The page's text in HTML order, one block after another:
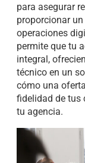
para asegurar
proporcionar
operaciones
permite que tu
integral,
técnico en un
cómo una
fidelidad de tus
tu agencia.